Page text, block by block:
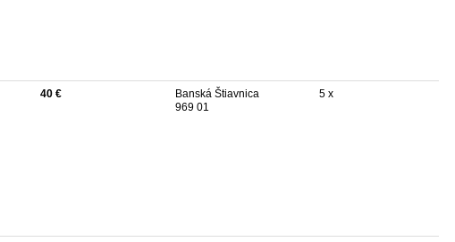
40 €
Banská Štiavnica
969 01
5 x